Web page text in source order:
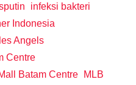
infeksi bakteri
Indonesia
Angels
Centre
Batam Centre MLB